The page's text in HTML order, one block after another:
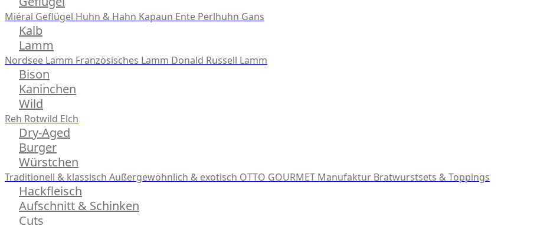
Miéral Geflügel Huhn & Hahn Kapaun Ente Perlhuhn Gans
Kalb
Lamm
Nordsee Lamm Französisches Lamm Donald Russell Lamm
Bison
Kaninchen
Wild
Reh Rotwild Elch
Dry-Aged
Burger
Würstchen
Traditionell & klassisch Außergewöhnlich & exotisch OTTO GOURMET Manufaktur Bratwurstsets & Toppings
Hackfleisch
Aufschnitt & Schinken
Cuts